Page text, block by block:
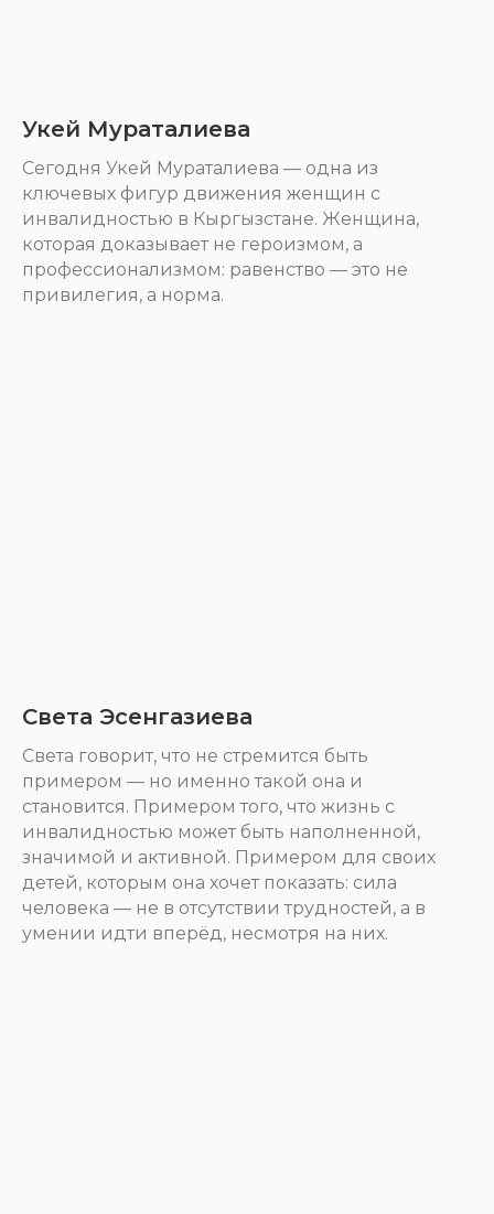
Укей Мураталиева
Сегодня Укей Мураталиева — одна из
ключевых фигур движения женщин с
инвалидностью в Кыргызстане. Женщина,
которая доказывает не героизмом, а
профессионализмом: равенство — это не
привилегия, а норма.
Света Эсенгазиева
Света говорит, что не стремится быть
примером — но именно такой она и
становится. Примером того, что жизнь с
инвалидностью может быть наполненной,
значимой и активной. Примером для своих
детей, которым она хочет показать: сила
человека — не в отсутствии трудностей, а в
умении идти вперёд, несмотря на них.